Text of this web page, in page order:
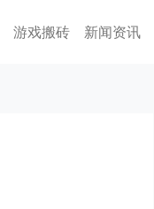
游戏搬砖 新闻资讯